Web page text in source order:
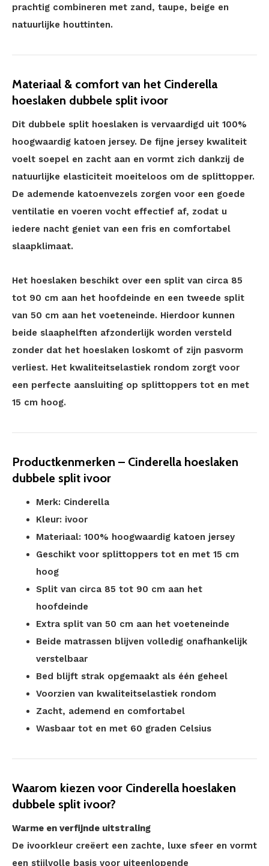
prachtig combineren met zand, taupe, beige en
natuurlijke houttinten.
Materiaal & comfort van het Cinderella
hoeslaken dubbele split ivoor
Dit dubbele split hoeslaken is vervaardigd uit 100%
hoogwaardig katoen jersey. De fijne jersey kwaliteit
voelt soepel en zacht aan en vormt zich dankzij de
natuurlijke elasticiteit moeiteloos om de splittopper.
De ademende katoenvezels zorgen voor een goede
ventilatie en voeren vocht effectief af, zodat u
iedere nacht geniet van een fris en comfortabel
slaapklimaat.
Het hoeslaken beschikt over een split van circa 85
tot 90 cm aan het hoofdeinde en een tweede split
van 50 cm aan het voeteneinde. Hierdoor kunnen
beide slaaphelften afzonderlijk worden versteld
zonder dat het hoeslaken loskomt of zijn pasvorm
verliest. Het kwaliteitselastiek rondom zorgt voor
een perfecte aansluiting op splittoppers tot en met
15 cm hoog.
Productkenmerken – Cinderella hoeslaken
dubbele split ivoor
Merk: Cinderella
Kleur: ivoor
Materiaal: 100% hoogwaardig katoen jersey
Geschikt voor splittoppers tot en met 15 cm
hoog
Split van circa 85 tot 90 cm aan het
hoofdeinde
Extra split van 50 cm aan het voeteneinde
Beide matrassen blijven volledig onafhankelijk
verstelbaar
Bed blijft strak opgemaakt als één geheel
Voorzien van kwaliteitselastiek rondom
Zacht, ademend en comfortabel
Wasbaar tot en met 60 graden Celsius
Waarom kiezen voor Cinderella hoeslaken
dubbele split ivoor?
Warme en verfijnde uitstraling
De ivoorkleur creëert een zachte, luxe sfeer en vormt
een stijlvolle basis voor uiteenlopende